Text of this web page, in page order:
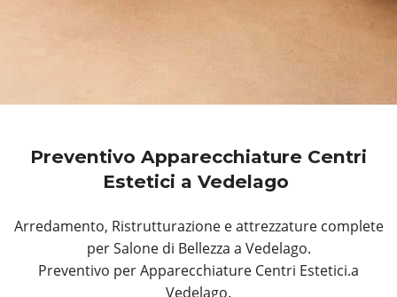
Preventivo Apparecchiature Centri
Estetici a Vedelago
Arredamento, Ristrutturazione e attrezzature complete
per Salone di Bellezza a Vedelago.
Preventivo per Apparecchiature Centri Estetici.a
Vedelago.